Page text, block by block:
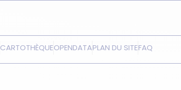
CARTOTHÈQUEOPENDATAPLAN DU SITEFAQ